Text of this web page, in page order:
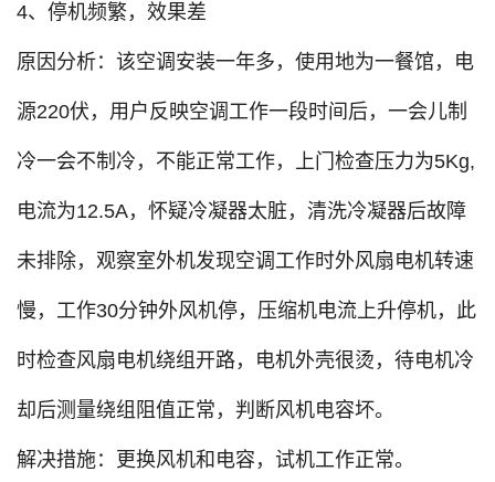
4、停机频繁，效果差
原因分析：该空调安装一年多，使用地为一餐馆，电
源220伏，用户反映空调工作一段时间后，一会儿制
冷一会不制冷，不能正常工作，上门检查压力为5Kg,
电流为12.5A，怀疑冷凝器太脏，清洗冷凝器后故障
未排除，观察室外机发现空调工作时外风扇电机转速
慢，工作30分钟外风机停，压缩机电流上升停机，此
时检查风扇电机绕组开路，电机外壳很烫，待电机冷
却后测量绕组阻值正常，判断风机电容坏。
解决措施：更换风机和电容，试机工作正常。